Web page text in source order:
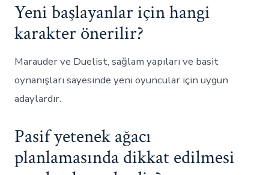
Yeni başlayanlar için hangi
karakter önerilir?
Marauder ve Duelist, sağlam yapıları ve basit
oynanışları sayesinde yeni oyuncular için uygun
adaylardır.
Pasif yetenek ağacı
planlamasında dikkat edilmesi